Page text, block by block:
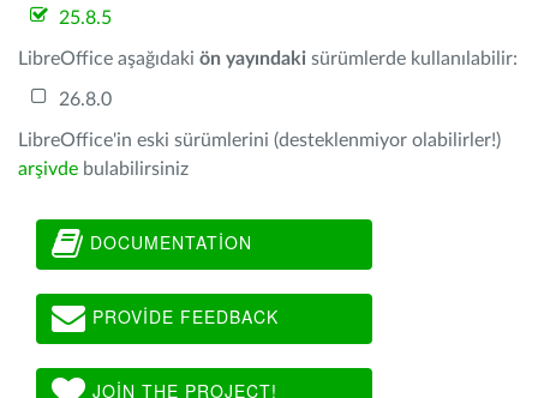
25.8.5
LibreOffice aşağıdaki ön yayındaki sürümlerde kullanılabilir:
26.8.0
LibreOffice'in eski sürümlerini (desteklenmiyor olabilirler!)
arşivde bulabilirsiniz
DOCUMENTATION
PROVIDE FEEDBACK
JOIN THE PROJECT!